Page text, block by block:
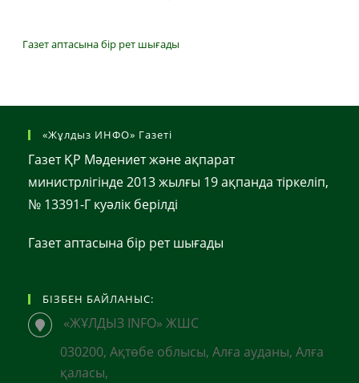
Газет аптасына бір рет шығады
«Жұлдыз ИНФО» Газеті
Газет ҚР Мәдениет және ақпарат
министрлігінде 2013 жылғы 19 ақпанда тіркеліп,
№ 13391-Г куәлік берілді
Газет аптасына бір рет шығады
БІЗБЕН БАЙЛАНЫС:
«ЖҰЛДЫЗ INFO» ЖШС
030200, Ақтөбе облысы, Алға ауданы, Алға
қаласы,